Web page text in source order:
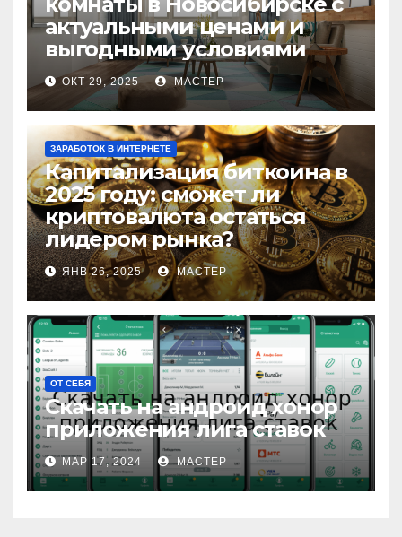
актуальными ценами и
выгодными условиями
ОКТ 29, 2025 МАСТЕР
ЗАРАБОТОК В ИНТЕРНЕТЕ
Капитализация биткоина в
2025 году: сможет ли
криптовалюта остаться
лидером рынка?
ЯНВ 26, 2025 МАСТЕР
ОТ СЕБЯ
Скачать на андроид хонор
приложения лига ставок
МАР 17, 2024 МАСТЕР